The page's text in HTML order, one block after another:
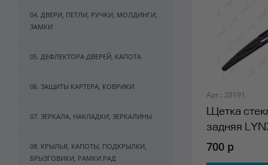
04. ДВЕРИ, ПЕТЛИ, РУЧКИ, МОЛДИНГИ,
ЗАМКИ
05. ДЕФЛЕКТОРА ДВЕРЕЙ, КАПОТА
06. ЗАЩИТЫ КАРТЕРА, КОВРИКИ
07. ЗЕРКАЛА, НАКЛАДКИ, ЗЕРКАЛИНЫ
08. КРЫЛЬЯ, КАПОТЫ, ПОДКРЫЛКИ,
БРЫЗГОВИКИ, РАМКИ РАД
Арт.: 28191
Щетка
задняя
700 р